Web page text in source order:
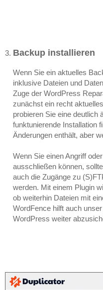
Backup installieren
Wenn Sie ein aktuelles
inklusive Dateien und
Zuge der WordPress
zunächst ein recht
probieren Sie eine deutlich
funktunierende Installation
Änderungen enthält, aber
Wenn Sie einen Angriff
ausschließen können,
auch die Zugänge zu
werden. Mit einem Plugin
ob weiterhin Dateien mit
WordFence hilft auch unser
WordPress weiter